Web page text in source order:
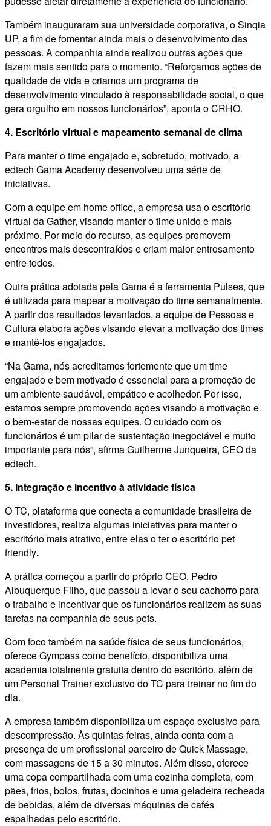
Também inauguraram sua universidade corporativa, o Sinqia
UP, a fim de fomentar ainda mais o desenvolvimento das
pessoas. A companhia ainda realizou outras ações que
fazem mais sentido para o momento. “Reforçamos ações de
qualidade de vida e criamos um programa de
desenvolvimento vinculado à responsabilidade social, o que
gera orgulho em nossos funcionários”, aponta o CRHO.
4. Escritório virtual e mapeamento semanal de clima
Para manter o time engajado e, sobretudo, motivado, a
edtech Gama Academy desenvolveu uma série de
iniciativas.
Com a equipe em home office, a empresa usa o escritório
virtual da Gather, visando manter o time unido e mais
próximo. Por meio do recurso, as equipes promovem
encontros mais descontraídos e criam maior entrosamento
entre todos.
Outra prática adotada pela Gama é a ferramenta Pulses, que
é utilizada para mapear a motivação do time semanalmente.
A partir dos resultados levantados, a equipe de Pessoas e
Cultura elabora ações visando elevar a motivação dos times
e mantê-los engajados.
“Na Gama, nós acreditamos fortemente que um time
engajado e bem motivado é essencial para a promoção de
um ambiente saudável, empático e acolhedor. Por isso,
estamos sempre promovendo ações visando a motivação e
o bem-estar de nossas equipes. O cuidado com os
funcionários é um pilar de sustentação inegociável e muito
importante para nós”, afirma Guilherme Junqueira, CEO da
edtech.
5. Integração e incentivo à atividade física
O TC, plataforma que conecta a comunidade brasileira de
investidores, realiza algumas iniciativas para manter o
escritório mais atrativo, entre elas o ter o escritório pet
friendly.
A prática começou a partir do próprio CEO, Pedro
Albuquerque Filho, que passou a levar o seu cachorro para
o trabalho e incentivar que os funcionários realizem as suas
tarefas na companhia de seus pets.
Com foco também na saúde física de seus funcionários,
oferece Gympass como benefício, disponibiliza uma
academia totalmente gratuita dentro do escritório, além de
um Personal Trainer exclusivo do TC para treinar no fim do
dia.
A empresa também disponibiliza um espaço exclusivo para
descompressão. Às quintas-feiras, ainda conta com a
presença de um profissional parceiro de Quick Massage,
com massagens de 15 a 30 minutos. Além disso, oferece
uma copa compartilhada com uma cozinha completa, com
pães, frios, bolos, frutas, docinhos e uma geladeira recheada
de bebidas, além de diversas máquinas de cafés
espalhadas pelo escritório.